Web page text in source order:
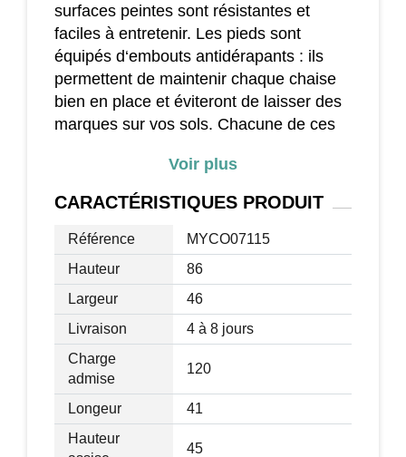
surfaces peintes sont résistantes et
faciles à entretenir. Les pieds sont
équipés d‘embouts antidérapants : ils
permettent de maintenir chaque chaise
bien en place et éviteront de laisser des
marques sur vos sols. Chacune de ces
poids maximal de 120 kilos.
Caractéristiques :
- Lot de 2 chaises pour mieux aménager
votre espace : cuisine, salle à manger
- Avec un design simple mais élégant,
les chaises apporteront du charme à
votre intérieur
- Le dossier croisé permet de bien
soutenir le dos
- Le cadre en bois massif est stable et
fiable
Voir plus
CARACTÉRISTIQUES PRODUIT
Référence
MYCO07115
Hauteur
86
Largeur
46
Livraison
4 à 8 jours
Charge
admise
120
Longeur
41
Hauteur
45